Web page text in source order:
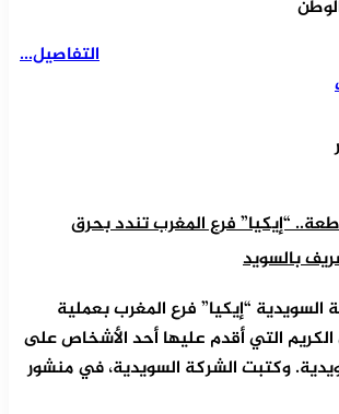
التفاصيل...
“إيكيا” فرع المغرب تندد بحرق
بالسويد
“إيكيا” فرع المغرب بعملية
الكريم التي أقدم عليها أحد الأشخاص على
وكتبت الشركة السويدية، في منشور